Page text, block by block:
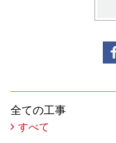
全ての工事
すべて